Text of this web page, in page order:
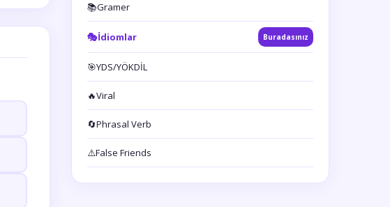
📚Gramer
🎭İdiomlar Buradasınız
🎯YDS/YÖKDİL
🔥Viral
🔄Phrasal Verb
⚠️False Friends